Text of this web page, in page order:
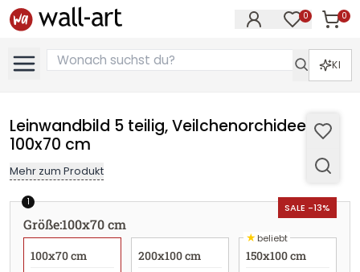
0 0
KI
Leinwandbild 5 teilig, Veilchenorchidee -
100x70 cm
Mehr zum Produkt
SALE -13%
1
Größe:100x70 cm
100x70 cm 200x100 cm
★beliebt
150x100 cm